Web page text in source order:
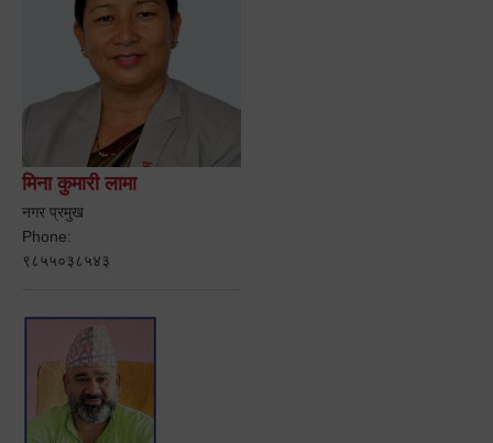
मिना कुमारी लामा
नगर प्रमुख
Phone:
९८५५०३८५४३